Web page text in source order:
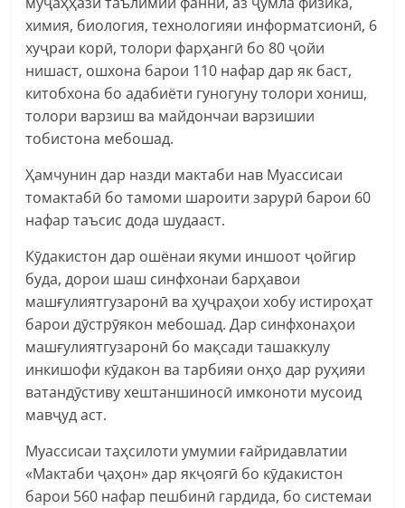
химия, биология, технологияи информатсионӣ, 6
хуҷраи корӣ, толори фарҳангӣ бо 80 ҷойи
нишаст, ошхона барои 110 нафар дар як баст,
китобхона бо адабиёти гуногуну толори хониш,
толори варзиш ва майдончаи варзишии
тобистона мебошад.
Ҳамчунин дар назди мактаби нав Муассисаи
томактабӣ бо тамоми шароити зарурӣ барои 60
нафар таъсис дода шудааст.
Кӯдакистон дар ошёнаи якуми иншоот ҷойгир
буда, дорои шаш синфхонаи барҳавои
машғулиятгузаронӣ ва ҳуҷраҳои хобу истироҳат
барои дӯстрӯякон мебошад. Дар синфхонаҳои
машғулиятгузаронӣ бо мақсади ташаккулу
инкишофи кӯдакон ва тарбияи онҳо дар руҳияи
ватандӯстиву хештаншиносӣ имконоти мусоид
мавҷуд аст.
Муассисаи таҳсилоти умумии ғайридавлатии
«Мактаби ҷаҳон» дар якҷоягӣ бо кӯдакистон
барои 560 нафар пешбинӣ гардида, бо системаи